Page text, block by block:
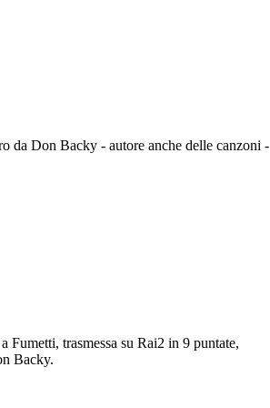
da Don Backy - autore anche delle canzoni -
Fumetti, trasmessa su Rai2 in 9 puntate,
Backy.